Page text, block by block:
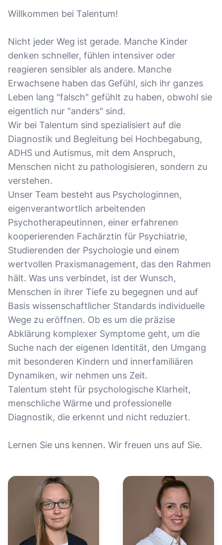
Willkommen bei Talentum!
Nicht jeder Weg ist gerade. Manche Kinder
denken schneller, fühlen intensiver oder
reagieren sensibler als andere. Manche
Erwachsene haben das Gefühl, sich ihr ganzes
Leben lang "falsch" gefühlt zu haben, obwohl sie
eigentlich nur "anders" sind.
Wir bei Talentum sind spezialisiert auf die
Diagnostik und Begleitung bei Hochbegabung,
ADHS und Autismus, mit dem Anspruch,
Menschen nicht zu pathologisieren, sondern zu
verstehen.
Unser Team besteht aus Psychologinnen,
eigenverantwortlich arbeitenden
Psychotherapeutinnen, einer erfahrenen
kooperierenden Fachärztin für Psychiatrie,
Studierenden der Psychologie und einem
wertvollen Praxismanagement, das den Rahmen
hält. Was uns verbindet, ist der Wunsch,
Menschen in ihrer Tiefe zu begegnen und auf
Basis wissenschaftlicher Standards individuelle
Wege zu eröffnen. Ob es um die präzise
Abklärung komplexer Symptome geht, um die
Suche nach der eigenen Identität, den Umgang
mit besonderen Kindern und innerfamiliären
Dynamiken, wir nehmen uns Zeit.
Talentum steht für psychologische Klarheit,
menschliche Wärme und professionelle
Diagnostik, die erkennt und nicht reduziert.
Lernen Sie uns kennen. Wir freuen uns auf Sie.